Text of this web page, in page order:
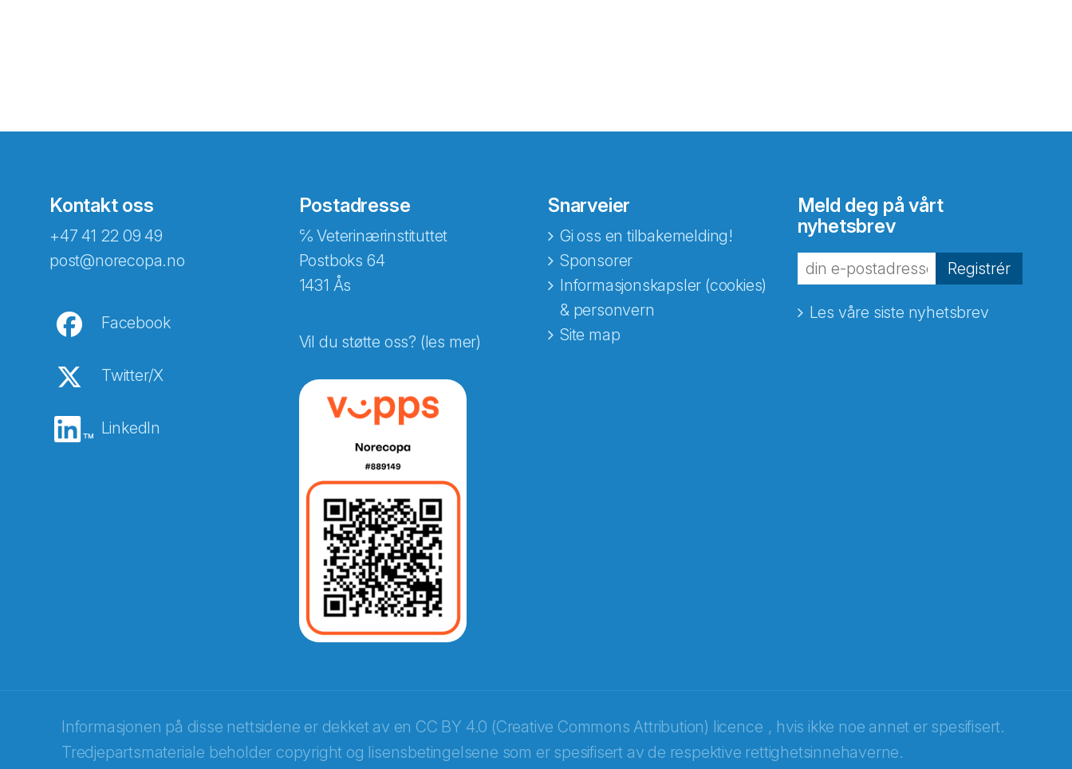
Kontakt oss
+47 41 22 09 49
post@norecopa.no
Facebook
Twitter/X
LinkedIn
Postadresse
℅ Veterinærinstituttet
Postboks 64
1431 Ås
Vil du støtte oss? (les mer)
Snarveier
Gi oss en tilbakemelding!
Sponsorer
Informasjonskapsler (cookies)
& personvern
Site map
Meld deg på vårt
nyhetsbrev
Registrér
Les våre siste nyhetsbrev
Informasjonen på disse nettsidene er dekket av en CC BY 4.0 (Creative Commons Attribution) licence , hvis ikke noe annet er spesifisert.
Tredjepartsmateriale beholder copyright og lisensbetingelsene som er spesifisert av de respektive rettighetsinnehaverne.
Abonnér på nyhetsbrevene fra Norecopa